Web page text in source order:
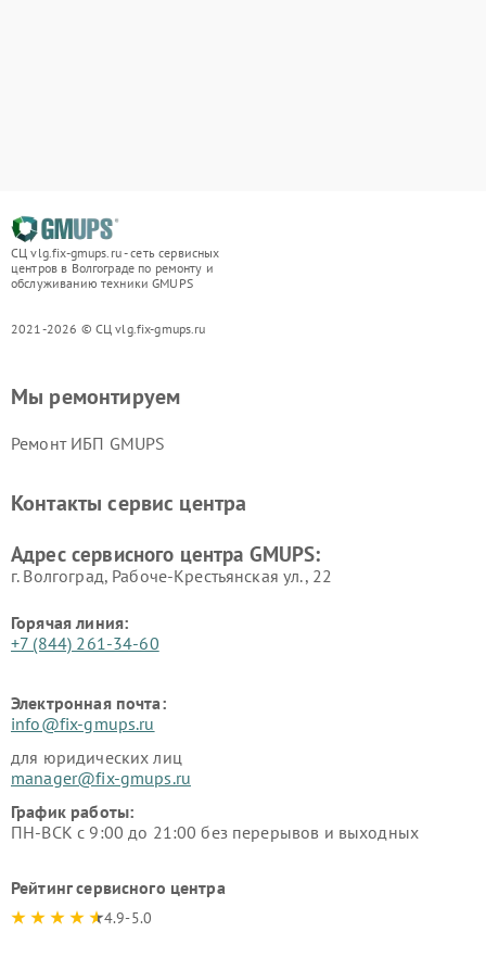
СЦ vlg.fix-gmups.ru - сеть сервисных
центров в Волгограде по ремонту и
обслуживанию техники GMUPS
2021-2026 © СЦ vlg.fix-gmups.ru
Мы ремонтируем
Ремонт ИБП GMUPS
Контакты сервис центра
Адрес сервисного центра GMUPS:
г. Волгоград, Рабоче-Крестьянская ул., 22
Горячая линия:
+7 (844) 261-34-60
Электронная почта:
info@fix-gmups.ru
для юридических лиц
manager@fix-gmups.ru
График работы:
ПН-ВСК с 9:00 до 21:00 без перерывов и выходных
Рейтинг сервисного центра
4.9-5.0